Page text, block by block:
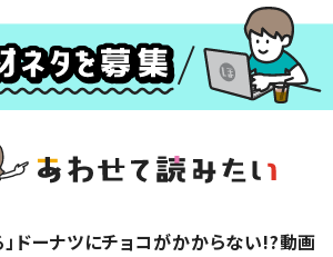
」ドーナツにチョコがかからない!?動